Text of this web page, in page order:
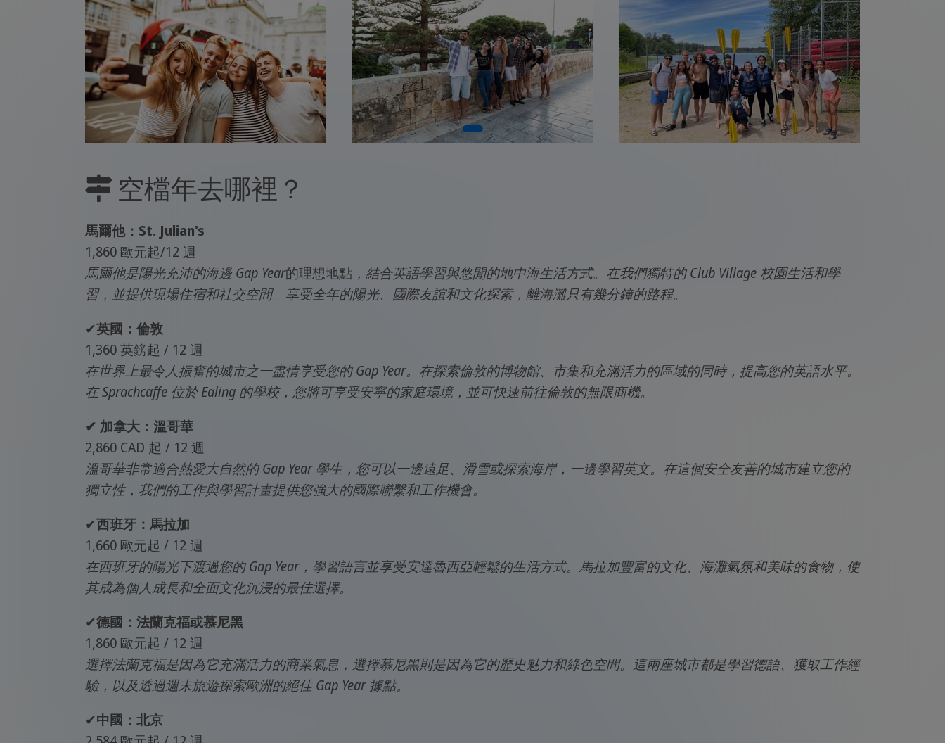
空檔年去哪裡？
馬爾他：St. Julian's
1,860 歐元起/12 週
馬爾他是陽光充沛的海邊 Gap Year的理想地點 ，結合英語學習與悠閒的地中海生活方式。在我們獨特的 Club Village 校園生活和學
習，並提供現場住宿和社交空間。享受全年的陽光、國際友誼和文化探索，離海灘只有幾分鐘的路程。
✔英國：倫敦
1,360 英鎊起 / 12 週
在世界上最令人振奮的城市之一盡情享受您的 Gap Year。在探索倫敦的博物館、市集和充滿活力的區域的同時，提高您的英語水平。
在 Sprachcaffe 位於 Ealing 的學校，您將可享受安寧的家庭環境，並可快速前往倫敦的無限商機。
✔ 加拿大：溫哥華
2,860 CAD 起 / 12 週
溫哥華非常適合熱愛大自然的 Gap Year 學生，您可以一邊遠足、滑雪或探索海岸，一邊學習英文。在這個安全友善的城市建立您的
獨立性，我們的工作與學習計畫提供您強大的國際聯繫和工作機會。
✔西班牙：馬拉加
1,660 歐元起 / 12 週
在西班牙的陽光下渡過您的 Gap Year，學習語言並享受安達魯西亞輕鬆的生活方式。馬拉加豐富的文化、海灘氣氛和美味的食物，使
其成為個人成長和全面文化沉浸的最佳選擇。
✔德國：法蘭克福或慕尼黑
1,860 歐元起 / 12 週
選擇法蘭克福是因為它充滿活力的商業氣息，選擇慕尼黑則是因為它的歷史魅力和綠色空間。這兩座城市都是學習德語、獲取工作經
驗，以及透過週末旅遊探索歐洲的絕佳 Gap Year 據點。
✔中國：北京